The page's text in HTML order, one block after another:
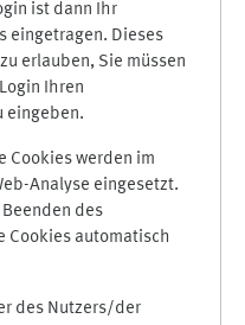
ist dann Ihr
eingetragen. Dieses
erlauben, Sie müssen
Ihren
eingeben.
Cookies werden im
Analyse eingesetzt.
des
Cookies automatisch
des Nutzers/der